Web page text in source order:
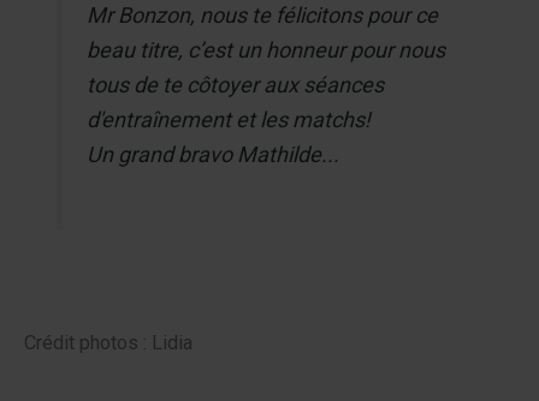
Mr Bonzon, nous te félicitons pour ce
beau titre, c’est un honneur pour nous
tous de te côtoyer aux séances
d'entraînement et les matchs!
Un grand bravo Mathilde...
Crédit photos : Lidia